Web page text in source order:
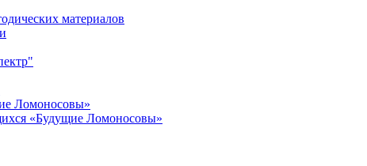
материалов
Ломоносовы»
«Будущие Ломоносовы»